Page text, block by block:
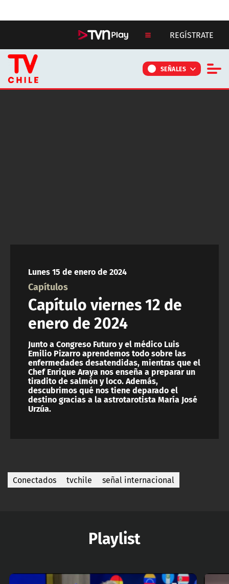
REGÍSTRATE
SEÑALES
Lunes 15 de enero de 2024
Capítulos
Capítulo viernes 12 de
enero de 2024
Junto a Congreso Futuro y el médico Luis
Emilio Pizarro aprendemos todo sobre las
enfermedades desatendidas, mientras que el
Chef Enrique Araya nos enseña a preparar un
tiradito de salmón y loco. Además,
descubrimos qué nos tiene deparado el
destino gracias a la astrotarotista María José
Urzúa.
Conectados tvchile señal internacional
Playlist